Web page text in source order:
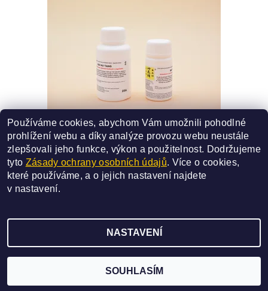
25A - BAI HU TANG
SMĚS ČÍSLO 25A
od330 Kč
2026 ©SAN BAO, všechna práva vyhrazena
Vytvořil Shoptet
Používáme cookies, abychom Vám umožnili pohodlné
prohlížení webu a díky analýze provozu webu neustále
zlepšovali jeho funkce, výkon a použitelnost. Dodržujeme
tyto Zásady ochrany osobních údajů. Více o cookies,
které používáme, a o jejich nastavení najdete
v nastavení.
NASTAVENÍ
SOUHLASÍM